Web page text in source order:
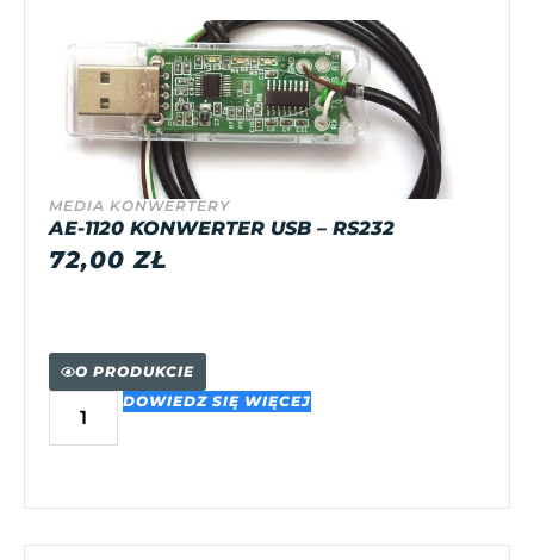
MEDIA KONWERTERY
AE-1120 KONWERTER USB – RS232
72,00ZŁ
O PRODUKCIE
DOWIEDZ SIĘ WIĘCEJ